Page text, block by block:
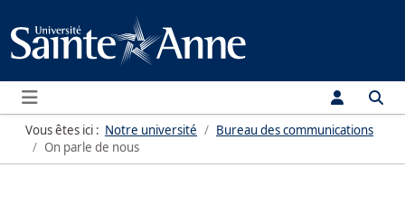
Menu
Vous êtes ici : Notre université
Bureau des communications
On parle de nous